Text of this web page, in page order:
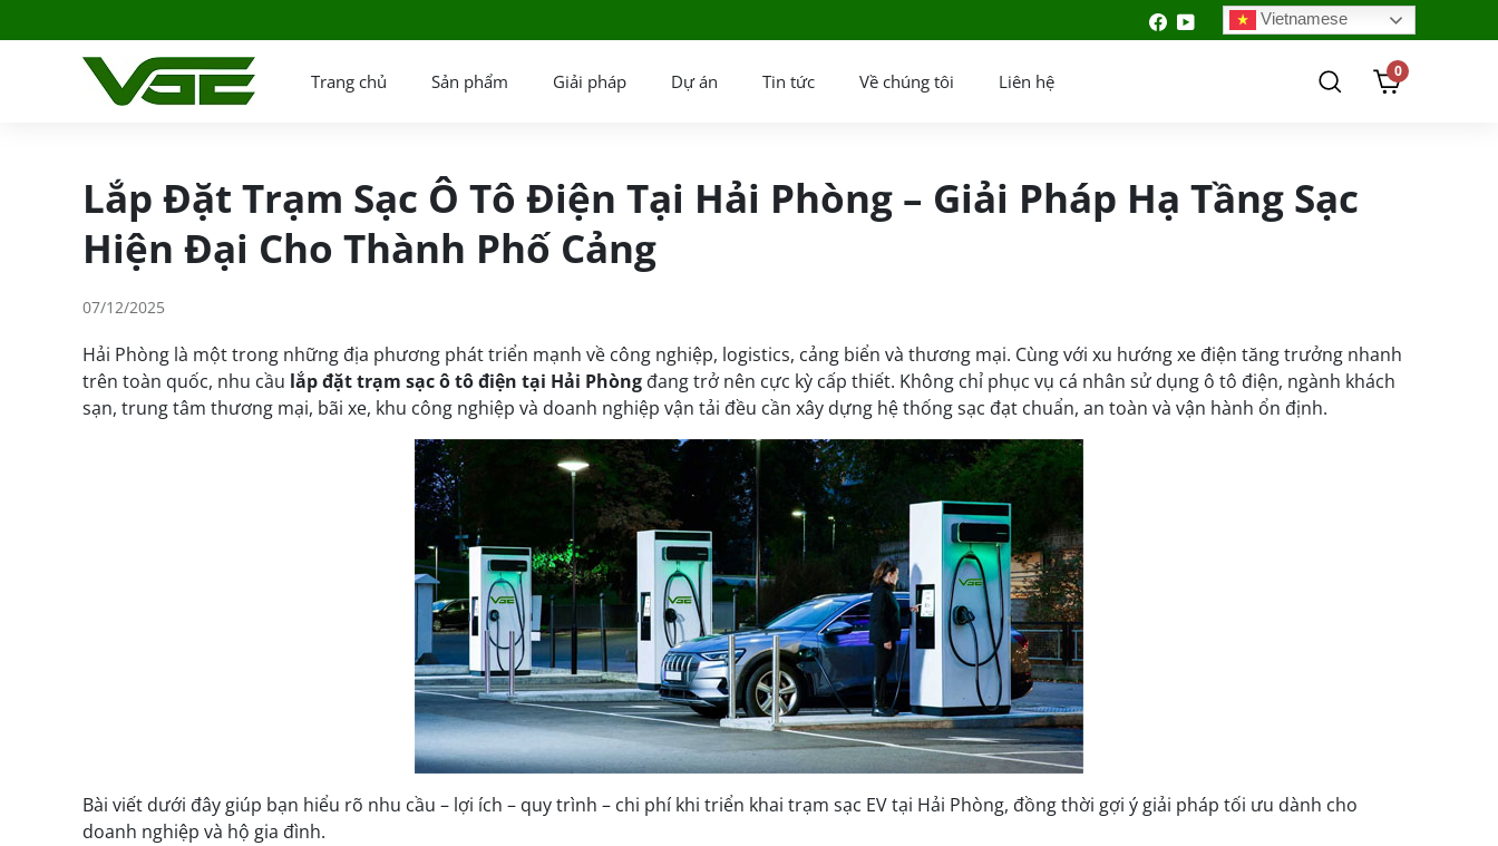
Vietnamese
Trang chủ Sản phẩm Giải pháp Dự án Tin tức Về chúng tôi Liên hệ
0
Lắp Đặt Trạm Sạc Ô Tô Điện Tại Hải Phòng – Giải Pháp Hạ Tầng Sạc
Hiện Đại Cho Thành Phố Cảng
07/12/2025
Hải Phòng là một trong những địa phương phát triển mạnh về công nghiệp, logistics, cảng biển và thương mại. Cùng với xu hướng xe điện tăng trưởng nhanh
trên toàn quốc, nhu cầu lắp đặt trạm sạc ô tô điện tại Hải Phòngđang trở nên cực kỳ cấp thiết. Không chỉ phục vụ cá nhân sử dụng ô tô điện, ngành khách
sạn, trung tâm thương mại, bãi xe, khu công nghiệp và doanh nghiệp vận tải đều cần xây dựng hệ thống sạc đạt chuẩn, an toàn và vận hành ổn định.
Bài viết dưới đây giúp bạn hiểu rõ nhu cầu – lợi ích – quy trình – chi phí khi triển khai trạm sạc EV tại Hải Phòng, đồng thời gợi ý giải pháp tối ưu dành cho
doanh nghiệp và hộ gia đình.